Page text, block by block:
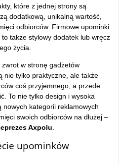
które z jednej strony są
dodatkową, unikalną wartość,
odbiorców. Firmowe upominki
także stylowy dodatek lub wręcz
życia.
w stronę gadżetów
nie tylko praktyczne, ale także
coś przyjemnego, a przede
To nie tylko design i wysoka
nowych kategorii reklamowych
swoich odbiorców na dłużej –
Axpolu
upominków